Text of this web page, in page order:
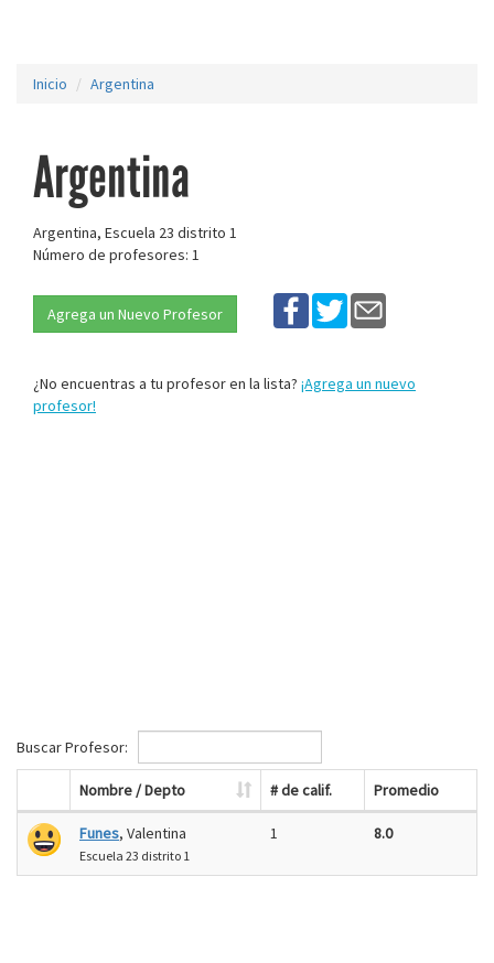
Inicio Argentina
Argentina
Argentina, Escuela 23 distrito 1
Número de profesores: 1
Agrega un Nuevo Profesor
¿No encuentras a tu profesor en la lista? ¡Agrega un nuevo
profesor!
Buscar Profesor:
Nombre / Depto # de calif. Promedio
Funes, Valentina
Escuela 23 distrito 1
1 8.0